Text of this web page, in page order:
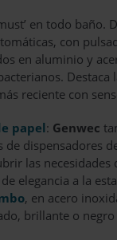
en todo baño.
con
en aluminio y
Destaca
reciente con
papel: Genwec
de dispensadores
las necesidades
elegancia a la
, en acero
brillante o negro